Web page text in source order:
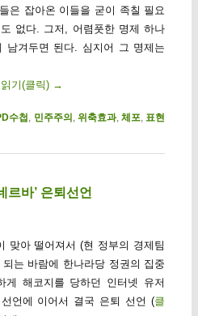
은 잡아온 이들을 굳이 족칠 필요
없다. 그저, 어렴풋한 명제 하나
남겨두면 된다. 심지어 그 명제는
기(클릭) →
수첩 민주주의 위축효과,체포 표현
르바’ 은퇴선언
맞아 떨어져서 (현 정부의 경제팀
는 바람에 한나라당 정권의 집중
게 해코지를 당하던 인터넷 유저
선언에 이어서 결국 은퇴 선언 (클